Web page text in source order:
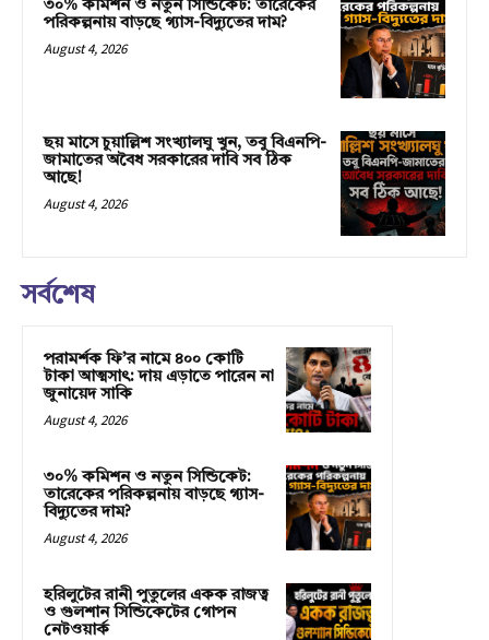
৩০% কমিশন ও নতুন সিন্ডিকেট: তারেকের
পরিকল্পনায় বাড়ছে গ্যাস-বিদ্যুতের দাম?
August 4, 2026
ছয় মাসে চুয়াল্লিশ সংখ্যালঘু খুন, তবু বিএনপি-
জামাতের অবৈধ সরকারের দাবি সব ঠিক
আছে!
August 4, 2026
সর্বশেষ
পরামর্শক ফি’র নামে ৪০০ কোটি
টাকা আত্মসাৎ: দায় এড়াতে পারেন না
জুনায়েদ সাকি
August 4, 2026
৩০% কমিশন ও নতুন সিন্ডিকেট:
তারেকের পরিকল্পনায় বাড়ছে গ্যাস-
বিদ্যুতের দাম?
August 4, 2026
হরিলুটের রানী পুতুলের একক রাজত্ব
ও গুলশান সিন্ডিকেটের গোপন
নেটওয়ার্ক